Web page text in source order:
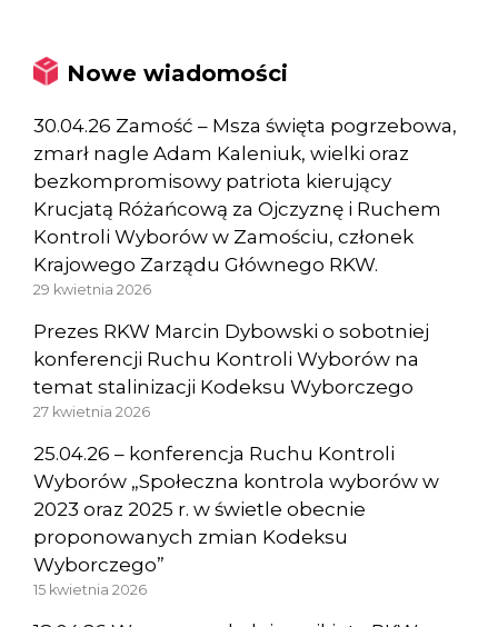
Nowe wiadomości
30.04.26 Zamość – Msza święta pogrzebowa,
zmarł nagle Adam Kaleniuk, wielki oraz
bezkompromisowy patriota kierujący
Krucjatą Różańcową za Ojczyznę i Ruchem
Kontroli Wyborów w Zamościu, członek
Krajowego Zarządu Głównego RKW.
29 kwietnia 2026
Prezes RKW Marcin Dybowski o sobotniej
konferencji Ruchu Kontroli Wyborów na
temat stalinizacji Kodeksu Wyborczego
27 kwietnia 2026
25.04.26 – konferencja Ruchu Kontroli
Wyborów „Społeczna kontrola wyborów w
2023 oraz 2025 r. w świetle obecnie
proponowanych zmian Kodeksu
Wyborczego”
15 kwietnia 2026